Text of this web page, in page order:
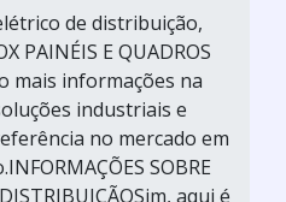
de distribuição,
PAINÉIS E QUADROS
mais informações na
industriais e
no mercado em
SOBRE
aqui é